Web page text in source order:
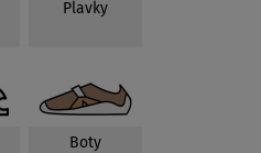
Plavky
Boty